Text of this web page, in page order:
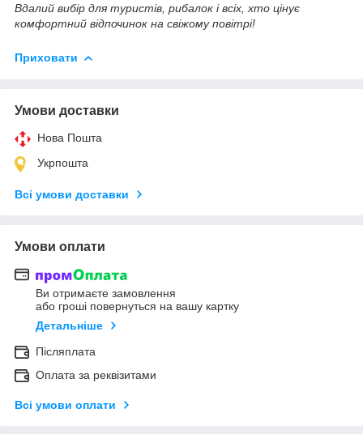
Вдалий вибір для туристів, рибалок і всіх, хто цінує
комфортний відпочинок на свіжому повітрі!
Приховати
Умови доставки
Нова Пошта
Укрпошта
Всі умови доставки
Умови оплати
Ви отримаєте замовлення
або гроші повернуться на вашу картку
Детальніше
Післяплата
Оплата за реквізитами
Всі умови оплати